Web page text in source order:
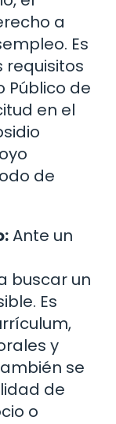
a
Es
requisitos
Público de
en el
de
Ante un
buscar un
Es
y
se
de
o